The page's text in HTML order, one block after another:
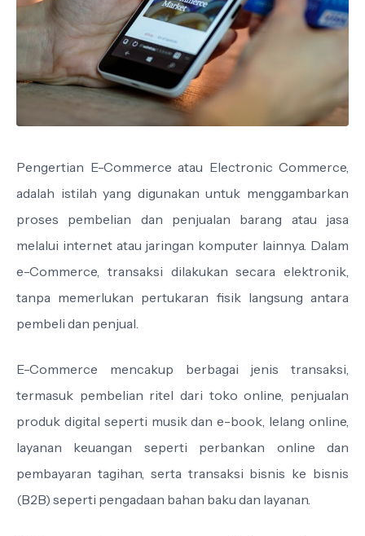
Pengertian E-Commerce atau Electronic Commerce,
adalah istilah yang digunakan untuk menggambarkan
proses pembelian dan penjualan barang atau jasa
melalui internet atau jaringan komputer lainnya. Dalam
e-Commerce, transaksi dilakukan secara elektronik,
tanpa memerlukan pertukaran fisik langsung antara
pembeli dan penjual.
E-Commerce mencakup berbagai jenis transaksi,
termasuk pembelian ritel dari toko online, penjualan
produk digital seperti musik dan e-book, lelang online,
layanan keuangan seperti perbankan online dan
pembayaran tagihan, serta transaksi bisnis ke bisnis
(B2B) seperti pengadaan bahan baku dan layanan.